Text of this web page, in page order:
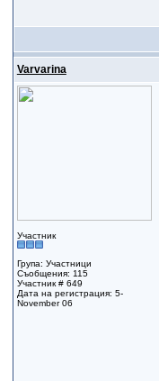
Varvarina
Участник
Група: Участници
Съобщения: 115
Участник # 649
Дата на регистрация: 5-
November 06